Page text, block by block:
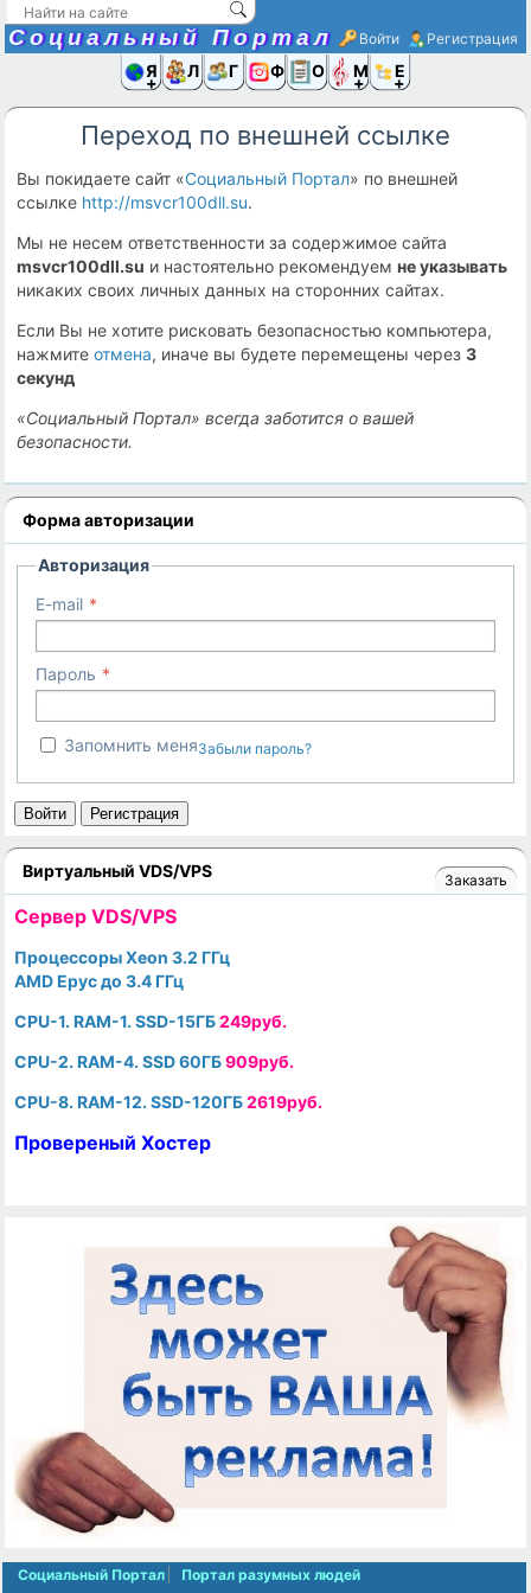
Социальный Портал Войти Регистрация
Я иЛюди
Группы
Фото Ещё
Переход по внешней ссылке
Вы покидаете сайт «Социальный Портал» по внешней
ссылке http://msvcr100dll.su.
Мы не несем ответственности за содержимое сайта
msvcr100dll.su и настоятельно рекомендуемне указывать
никаких своих личных данных на сторонних сайтах.
Если Вы не хотите рисковать безопасностью компьютера,
нажмитеотмена, иначе вы будете перемещены через3
секунд
«Социальный Портал» всегда заботится о вашей
безопасности.
Форма авторизации
Авторизация
E-mail
Пароль
Запомнить меняЗабыли пароль?
Войти Регистрация
Виртуальный VDS/VPS Заказать
Cервер VDS/VPS
Процессоры Xeon 3.2 ГГц
AMD Epyc до 3.4 ГГц
CPU-1. RAM-1. SSD-15ГБ249руб.
CPU-2. RAM-4. SSD 60ГБ909руб.
CPU-8. RAM-12. SSD-120ГБ2619руб.
Провереный Хостер
Социальный Портал Портал разумных людей